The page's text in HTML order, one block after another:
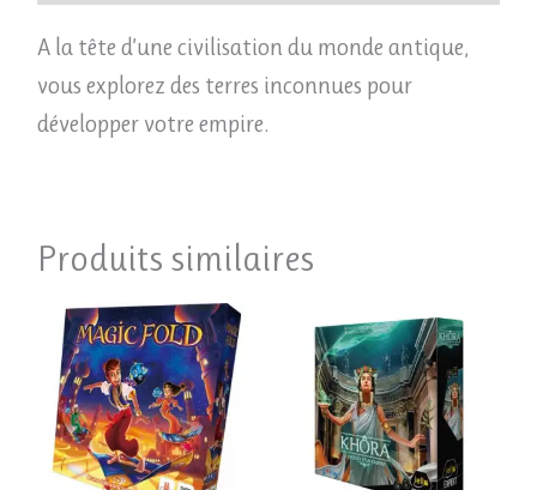
A la tête d’une civilisation du monde antique,
vous explorez des terres inconnues pour
développer votre empire.
Produits similaires